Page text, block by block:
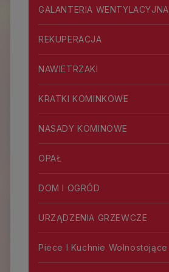
GALANTERIA WENTYLACYJNA
REKUPERACJA
NAWIETRZAKI
KRATKI KOMINKOWE
NASADY KOMINOWE
OPAŁ
DOM I OGRÓD
URZĄDZENIA GRZEWCZE
Piece I Kuchnie Wolnostojące